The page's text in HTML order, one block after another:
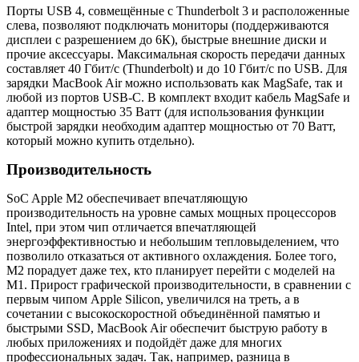
Порты USB 4, совмещённые с Thunderbolt 3 и расположенные
слева, позволяют подключать мониторы (поддерживаются
дисплеи с разрешением до 6К), быстрые внешние диски и
прочие аксессуары. Максимальная скорость передачи данных
составляет 40 Гбит/с (Thunderbolt) и до 10 Гбит/с по USB. Для
зарядки MacBook Air можно использовать как MagSafe, так и
любой из портов USB-C. В комплект входит кабель MagSafe и
адаптер мощностью 35 Ватт (для использования функции
быстрой зарядки необходим адаптер мощностью от 70 Ватт,
который можно купить отдельно).
Производительность
SoC Apple M2 обеспечивает впечатляющую
производительность на уровне самых мощных процессоров
Intel, при этом чип отличается впечатляющей
энергоэффективностью и небольшим тепловыделением, что
позволило отказаться от активного охлаждения. Более того,
M2 порадует даже тех, кто планирует перейти с моделей на
M1. Прирост графической производительности, в сравнении с
первым чипом Apple Silicon, увеличился на треть, а в
сочетании с высокоскоростной объединённой памятью и
быстрыми SSD, MacBook Air обеспечит быструю работу в
любых приложениях и подойдёт даже для многих
профессиональных задач. Так, например, разница в